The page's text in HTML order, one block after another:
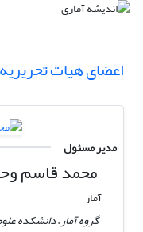
اعضای هیات تحریریه
مدیر مسئول
محمد قاسم
آمار
گروه آمار، دانشکده